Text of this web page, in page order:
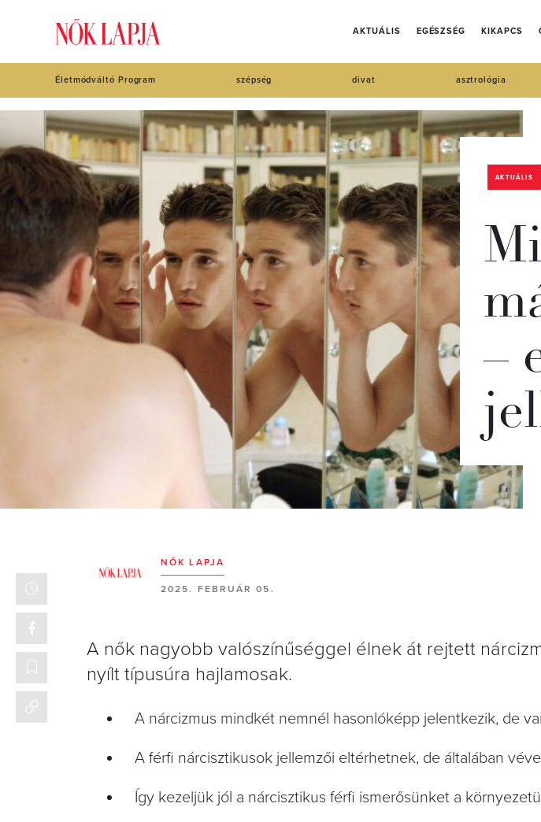
AKTUÁLIS EGÉSZSÉG KIKAPCS
Életmódváltó Program szépség divat asztrológia
AKTUÁLIS
–
NŐK LAPJA
2025. FEBRUÁR 05.
A nők nagyobb valószínűséggel élnek át rejtett
nyílt típusúra hajlamosak.
A nárcizmus mindkét nemnél hasonlóképp jelentkezik, de
A férfi nárcisztikusok jellemzői eltérhetnek, de általában
Így kezeljük jól a nárcisztikus férfi ismerősünket a